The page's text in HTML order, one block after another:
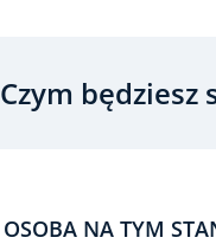
Czym będziesz
OSOBA NA TYM